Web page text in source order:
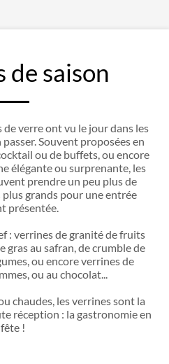
de saison
verre ont vu le jour dans les
Souvent proposées en
ou de buffets, ou encore
élégante ou surprenante, les
prendre un peu plus de
grands pour une entrée
présentée.
: verrines de granité de fruits
gras au safran, de crumble de
ou encore verrines de
ou au chocolat...
chaudes, les verrines sont la
réception : la gastronomie en
fête !